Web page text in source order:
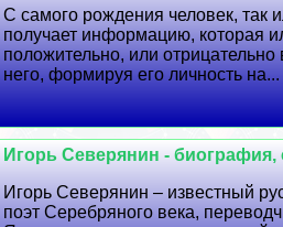
С самого рождения человек, так
получает информацию, которая
положительно, или отрицательно
него, формируя его личность на...
Игорь Северянин -
Игорь Северянин – известный
поэт Серебряного века,